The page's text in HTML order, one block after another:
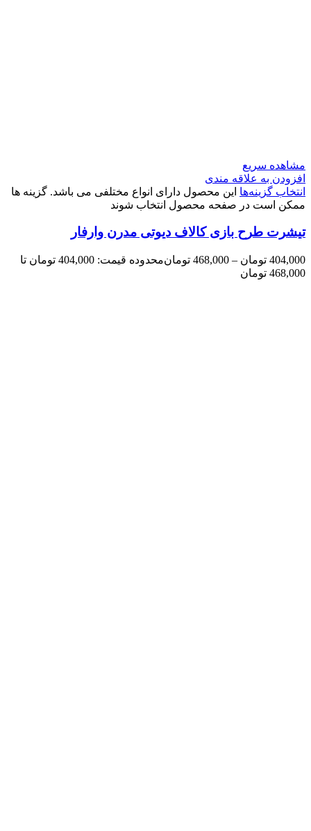
مشاهده سریع
افزودن به علاقه مندی
انتخاب گزینه‌ها این محصول دارای انواع مختلفی می باشد. گزینه ها
ممکن است در صفحه محصول انتخاب شوند
تیشرت طرح بازی کالاف دیوتی مدرن وارفار
404,000 تومان –
468,000 تومان
محدوده قیمت: 404,000 تومان تا
468,000 تومان